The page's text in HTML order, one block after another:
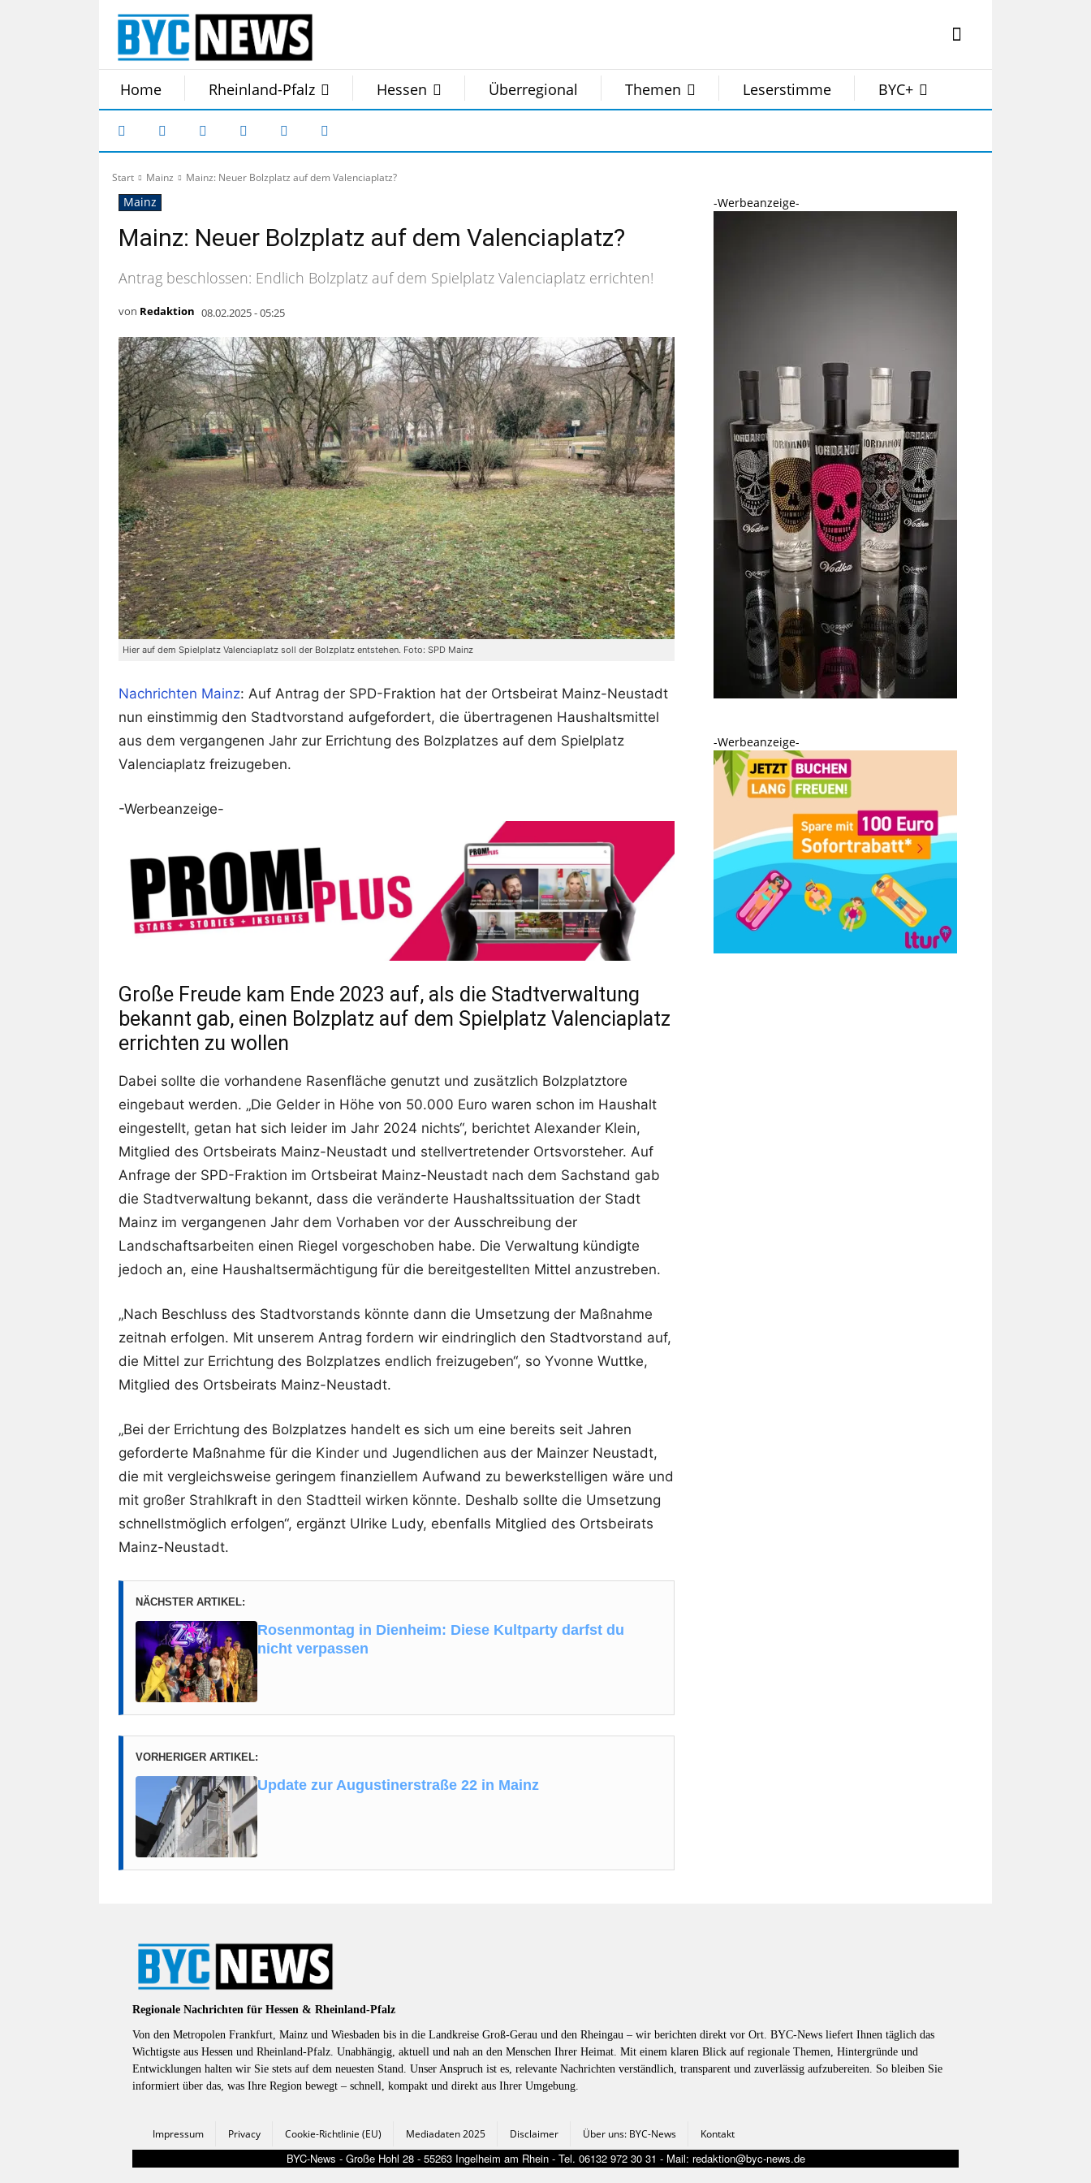
Home Rheinland-Pfalz Hessen Überregional Themen Leserstimme BYC+
Start Mainz Mainz: Neuer Bolzplatz auf dem Valenciaplatz?
Mainz
Mainz: Neuer Bolzplatz auf dem Valenciaplatz?
Antrag beschlossen: Endlich Bolzplatz auf dem Spielplatz Valenciaplatz errichten!
von Redaktion 08.02.2025 - 05:25
Hier auf dem Spielplatz Valenciaplatz soll der Bolzplatz entstehen. Foto: SPD Mainz
Nachrichten Mainz: Auf Antrag der SPD-Fraktion hat der Ortsbeirat Mainz-Neustadt
nun einstimmig den Stadtvorstand aufgefordert, die übertragenen Haushaltsmittel
aus dem vergangenen Jahr zur Errichtung des Bolzplatzes auf dem Spielplatz
Valenciaplatz freizugeben.
-Werbeanzeige-
Große Freude kam Ende 2023 auf, als die Stadtverwaltung
bekannt gab, einen Bolzplatz auf dem Spielplatz Valenciaplatz
errichten zu wollen
Dabei sollte die vorhandene Rasenfläche genutzt und zusätzlich Bolzplatztore
eingebaut werden. „Die Gelder in Höhe von 50.000 Euro waren schon im Haushalt
eingestellt, getan hat sich leider im Jahr 2024 nichts“, berichtet Alexander Klein,
Mitglied des Ortsbeirats Mainz-Neustadt und stellvertretender Ortsvorsteher. Auf
Anfrage der SPD-Fraktion im Ortsbeirat Mainz-Neustadt nach dem Sachstand gab
die Stadtverwaltung bekannt, dass die veränderte Haushaltssituation der Stadt
Mainz im vergangenen Jahr dem Vorhaben vor der Ausschreibung der
Landschaftsarbeiten einen Riegel vorgeschoben habe. Die Verwaltung kündigte
jedoch an, eine Haushaltsermächtigung für die bereitgestellten Mittel anzustreben.
„Nach Beschluss des Stadtvorstands könnte dann die Umsetzung der Maßnahme
zeitnah erfolgen. Mit unserem Antrag fordern wir eindringlich den Stadtvorstand auf,
die Mittel zur Errichtung des Bolzplatzes endlich freizugeben“, so Yvonne Wuttke,
Mitglied des Ortsbeirats Mainz-Neustadt.
„Bei der Errichtung des Bolzplatzes handelt es sich um eine bereits seit Jahren
geforderte Maßnahme für die Kinder und Jugendlichen aus der Mainzer Neustadt,
die mit vergleichsweise geringem finanziellem Aufwand zu bewerkstelligen wäre und
mit großer Strahlkraft in den Stadtteil wirken könnte. Deshalb sollte die Umsetzung
schnellstmöglich erfolgen“, ergänzt Ulrike Ludy, ebenfalls Mitglied des Ortsbeirats
Mainz-Neustadt.
NÄCHSTER ARTIKEL:
Rosenmontag in Dienheim: Diese Kultparty darfst du
nicht verpassen
VORHERIGER ARTIKEL:
Update zur Augustinerstraße 22 in Mainz
-Werbeanzeige-
-Werbeanzeige-
Regionale Nachrichten für Hessen & Rheinland-Pfalz
Von den Metropolen Frankfurt, Mainz und Wiesbaden bis in die Landkreise Groß-Gerau und den Rheingau – wir berichten direkt vor Ort. BYC-News liefert Ihnen täglich das
Wichtigste aus Hessen und Rheinland-Pfalz. Unabhängig, aktuell und nah an den Menschen Ihrer Heimat. Mit einem klaren Blick auf regionale Themen, Hintergründe und
Entwicklungen halten wir Sie stets auf dem neuesten Stand. Unser Anspruch ist es, relevante Nachrichten verständlich, transparent und zuverlässig aufzubereiten. So bleiben Sie
informiert über das, was Ihre Region bewegt – schnell, kompakt und direkt aus Ihrer Umgebung.
Impressum Privacy Cookie-Richtlinie (EU) Mediadaten 2025 Disclaimer Über uns: BYC-News Kontakt
BYC-News - Große Hohl 28 - 55263 Ingelheim am Rhein - Tel. 06132 972 30 31 - Mail: redaktion@byc-news.de